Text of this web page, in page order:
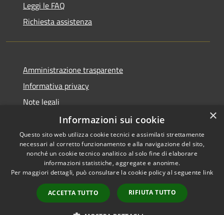
Leggi le FAQ
Richiesta assistenza
Amministrazione trasparente
Informativa privacy
Note legali
Dichiarazione di accessibilità
RSS
Accessibilità
Copyright © 2026 • Comune di
Municipium•
Accesso
redazione
×
Informazioni sui cookie
Questo sito web utilizza cookie tecnici e assimilati strettamente
necessari al corretto funzionamento e alla navigazione del sito,
nonché un cookie tecnico analitico al solo fine di elaborare
informazioni statistiche, aggregate e anonime.
Per maggiori dettagli, può consultare la cookie policy al seguente link
ACCETTA TUTTO RIFIUTA TUTTO